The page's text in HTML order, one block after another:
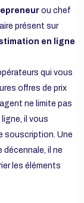
ou chef
présent sur
en ligne
qui vous
offres de prix
ne limite pas
il vous
souscription. Une
il ne
les éléments